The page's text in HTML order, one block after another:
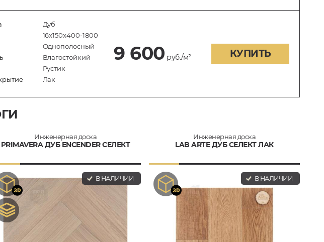
Дуб
16х150х400-1800
Однополосный
Влагостойкий
Рустик
Лак
9 600 руб./м² КУПИТЬ
Инженерная доска
PRIMAVERA ДУБ ENCENDER СЕЛЕКТ
В НАЛИЧИИ
Инженерная доска
LAB ARTE ДУБ СЕЛЕКТ ЛАК
В НАЛИЧИИ